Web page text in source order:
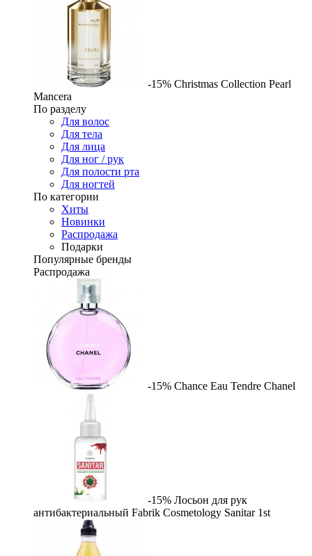
-15% Christmas Collection Pearl
Mancera
По разделу
Для волос
Для тела
Для лица
Для ног / рук
Для полости рта
Для ногтей
По категории
Хиты
Новинки
Распродажа
Подарки
Популярные бренды
Распродажа
-15% Chance Eau Tendre Chanel
-15% Лосьон для рук
антибактериальный Fabrik Cosmetology Sanitar 1st